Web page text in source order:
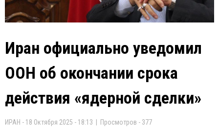
Иран официально уведомил
ООН об окончании срока
действия «ядерной сделки»
ИРАН - 18 Октября 2025 - 18:13 | Просмотров - 377